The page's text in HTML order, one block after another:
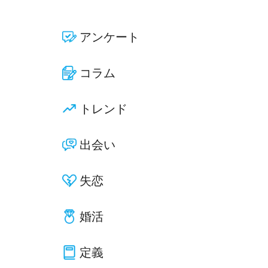
アンケート
コラム
トレンド
出会い
失恋
婚活
定義